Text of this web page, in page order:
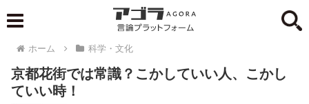
ホーム 科学・文化
京都花街では常識？こかしていい人、こかし
ていい時！